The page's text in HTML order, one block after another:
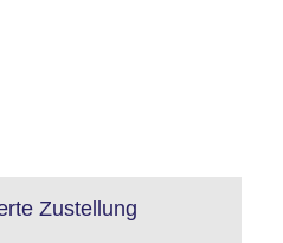
Zustellung